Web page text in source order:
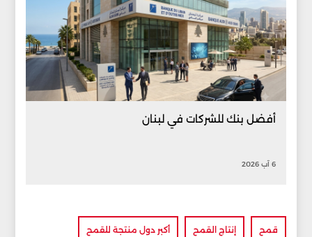
أفضل بنك للشركات في لبنان
6 آب 2026
قمح إنتاج القمح أكبر دول منتجة للقمح